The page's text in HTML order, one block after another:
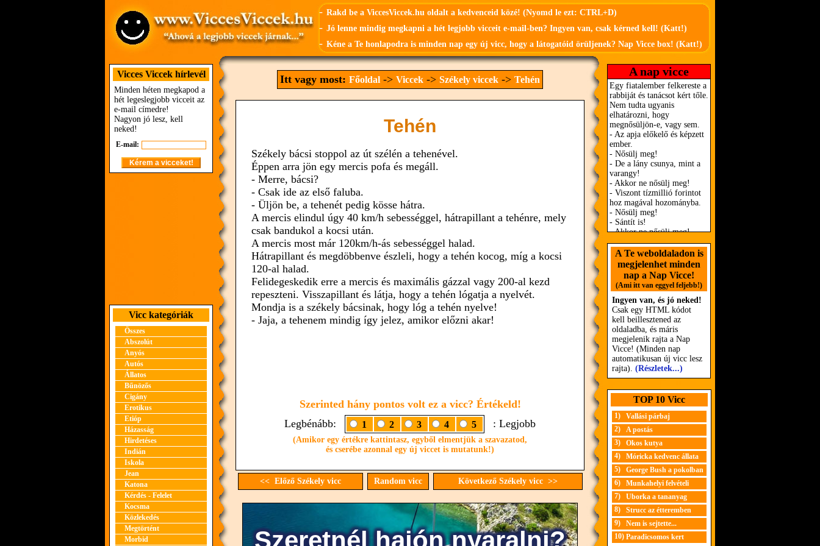
- Rakd be a ViccesViccek.hu oldalt a kedvenceid közé! (Nyomd le ezt: CTRL+D)
- Jó lenne mindig megkapni a hét legjobb vicceit e-mail-ben? Ingyen van, csak kérned kell! (Katt!)
- Kéne a Te honlapodra is minden nap egy új vicc, hogy a látogatóid örüljenek? Nap Vicce box! (Katt!)
Vicces Viccek hírlevél
Minden héten megkapod a
hét legeslegjobb vicceit az
e-mail címedre!
Nagyon jó lesz, kell
neked!
E-mail:
Vicc kategóriák
Összes
Abszolút
Anyós
Autós
Állatos
Bűnözős
Cigány
Erotikus
Etióp
Házasság
Hirdetéses
Indián
Iskola
Jean
Katona
Kérdés - Felelet
Kocsma
Közlekedés
Megtörtént
Morbid
Itt vagy most: Főoldal -> Viccek -> Székely viccek -> Tehén
Tehén
Székely bácsi stoppol az út szélén a tehenével.
Éppen arra jön egy mercis pofa és megáll.
- Merre, bácsi?
- Csak ide az első faluba.
- Üljön be, a tehenét pedig kösse hátra.
A mercis elindul úgy 40 km/h sebességgel, hátrapillant a tehénre, mely
csak bandukol a kocsi után.
A mercis most már 120km/h-ás sebességgel halad.
Hátrapillant és megdöbbenve észleli, hogy a tehén kocog, míg a kocsi
120-al halad.
Felidegeskedik erre a mercis és maximális gázzal vagy 200-al kezd
repeszteni. Visszapillant és látja, hogy a tehén lógatja a nyelvét.
Mondja is a székely bácsinak, hogy lóg a tehén nyelve!
- Jaja, a tehenem mindig így jelez, amikor előzni akar!
Szerinted hány pontos volt ez a vicc? Értékeld!
Legbénább:
1 2 3 4 5 : Legjobb
(Amikor egy értékre kattintasz, egyből elmentjük a szavazatod,
és cserébe azonnal egy új viccet is mutatunk!)
<< Előző Székely vicc Random vicc Következő Székely vicc >>
A nap vicce
A Te weboldaladon is
megjelenhet minden
nap a Nap Vicce!
(Ami itt van eggyel feljebb!)
Ingyen van, és jó neked!
Csak egy HTML kódot
kell beillesztened az
oldaladba, és máris
megjelenik rajta a Nap
Vicce! (Minden nap
automatikusan új vicc lesz
rajta). (Részletek...)
TOP 10 Vicc
1)
Vallási párbaj
2)
A postás
3)
Okos kutya
4)
Móricka kedvenc állata
5)
George Bush a pokolban
6)
Munkahelyi felvételi
7)
Uborka a tananyag
8)
Strucc az étteremben
9)
Nem is sejtette...
10) Paradicsomos kert